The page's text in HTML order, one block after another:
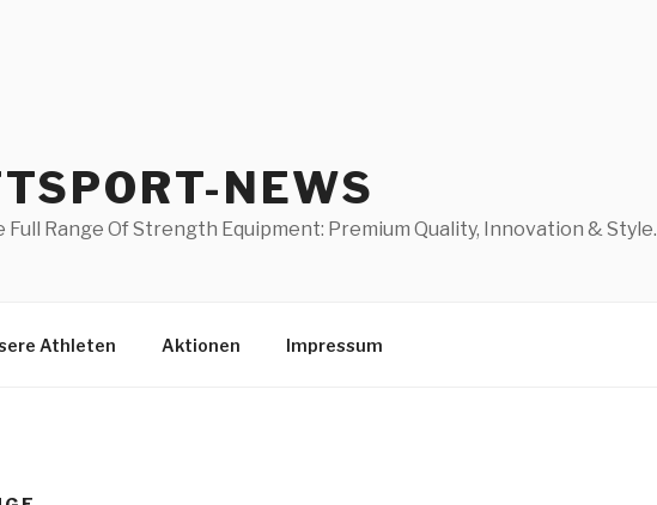
NEWS
Range Of Strength Equipment: Premium Quality, Innovation & Style.
Athleten Aktionen Impressum